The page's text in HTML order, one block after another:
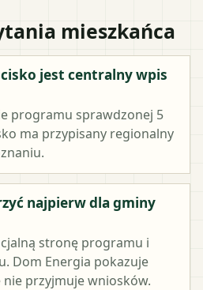
mieszkańca
jest centralny wpis
programu sprawdzonej 5
ma przypisany regionalny
najpierw dla gminy
stronę programu i
Dom Energia pokazuje
nie przyjmuje wniosków.